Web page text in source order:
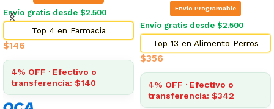
Envío gratis desde $2.500
Top 4 en Farmacia
$146
4% OFF · Efectivo o
transferencia: $140
Envio Programable
Envío gratis desde $2.500
Top 13 en Alimento Perros
$356
4% OFF · Efectivo o
transferencia: $342